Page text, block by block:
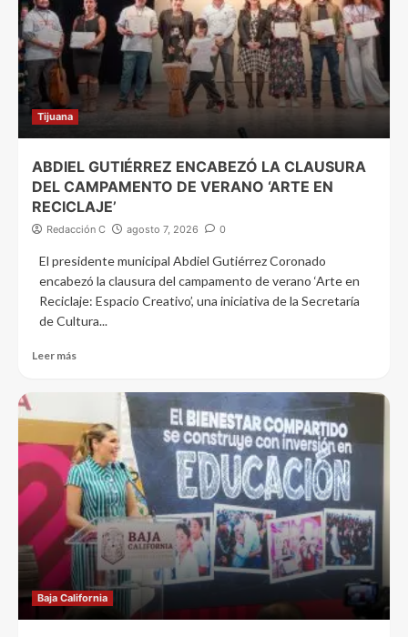
Tijuana
ABDIEL GUTIÉRREZ ENCABEZÓ LA CLAUSURA
DEL CAMPAMENTO DE VERANO ‘ARTE EN
RECICLAJE’
Redacción C agosto 7, 2026 0
El presidente municipal Abdiel Gutiérrez Coronado
encabezó la clausura del campamento de verano ‘Arte en
Reciclaje: Espacio Creativo’, una iniciativa de la Secretaría
de Cultura...
Leer más
Baja California